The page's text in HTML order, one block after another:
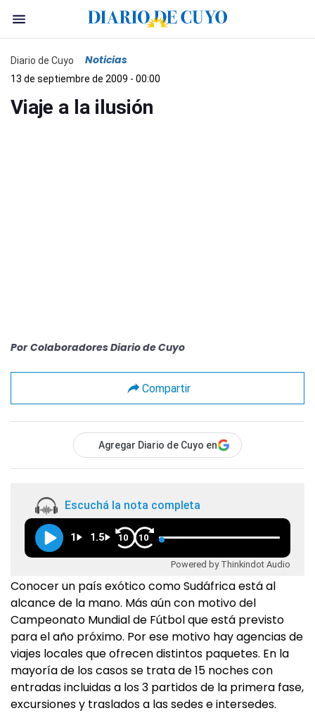
Diario de Cuyo Noticias
13 de septiembre de 2009 - 00:00
Viaje a la ilusión
Por Colaboradores Diario de Cuyo
Compartir
Agregar Diario de Cuyo en
Escuchá la nota completa
1 1.5 10 10
Powered by Thinkindot Audio
Conocer un país exótico como Sudáfrica está al
alcance de la mano. Más aún con motivo del
Campeonato Mundial de Fútbol que está previsto
para el año próximo. Por ese motivo hay agencias de
viajes locales que ofrecen distintos paquetes. En la
mayoría de los casos se trata de 15 noches con
entradas incluidas a los 3 partidos de la primera fase,
excursiones y traslados a las sedes e intersedes.